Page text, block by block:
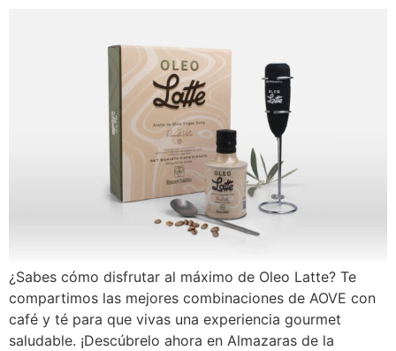
¿Sabes cómo disfrutar al máximo de Oleo Latte? Te
compartimos las mejores combinaciones de AOVE con
café y té para que vivas una experiencia gourmet
saludable. ¡Descúbrelo ahora en Almazaras de la